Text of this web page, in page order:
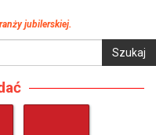
jubilerskiej.